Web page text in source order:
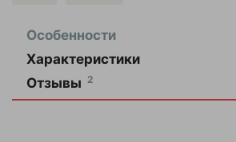
Особенности
Характеристики
Отзывы 2
В первый день,
когда я только
распаковал и